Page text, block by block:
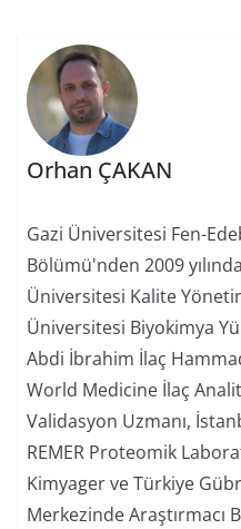
Orhan ÇAKAN
Gazi Üniversitesi Fen-
Bölümü'nden 2009
Üniversitesi Kalite
Üniversitesi Biyokimya
Abdi İbrahim İlaç
World Medicine İlaç
Validasyon Uzmanı,
REMER Proteomik
Kimyager ve Türkiye
Merkezinde Araştırmacı